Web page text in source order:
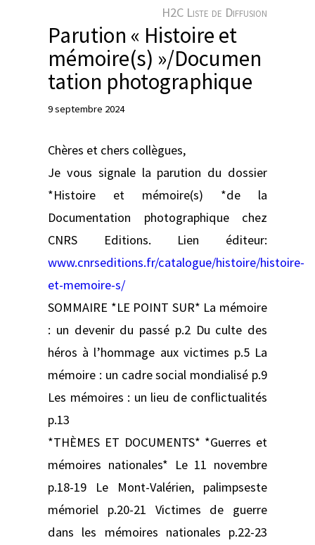
H2C Liste de Diffusion
Parution « Histoire et
mémoire(s) »/Documen
tation photographique
9 septembre 2024
Chères et chers collègues,
Je vous signale la parution du dossier
*Histoire et mémoire(s) *de la
Documentation photographique chez
CNRS Editions. Lien éditeur:
www.cnrseditions.fr/catalogue/histoire/histoire-
et-memoire-s/
SOMMAIRE *LE POINT SUR* La mémoire
: un devenir du passé p.2 Du culte des
héros à l’hommage aux victimes p.5 La
mémoire : un cadre social mondialisé p.9
Les mémoires : un lieu de conflictualités
p.13
*THÈMES ET DOCUMENTS* *Guerres et
mémoires nationales* Le 11 novembre
p.18-19 Le Mont-Valérien, palimpseste
mémoriel p.20-21 Victimes de guerre
dans les mémoires nationales p.22-23